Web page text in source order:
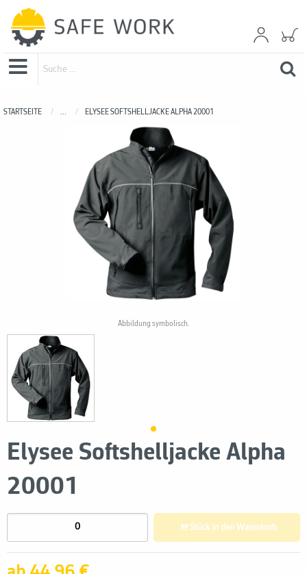
STARTSEITE ... ELYSEE SOFTSHELLJACKE ALPHA 20001
Elysee Softshelljacke Alpha
20001
Abbildung symbolisch.
Stück in den Warenkorb